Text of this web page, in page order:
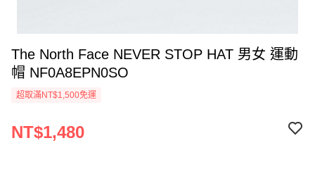
The North Face NEVER STOP HAT 男女 運動
帽 NF0A8EPN0SO
超取滿NT$1,500免運
NT$1,480